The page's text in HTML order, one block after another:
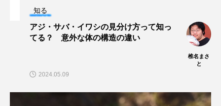
保全
共生 分析 分類 刺胞動物
北の大地の水族館
商品
知る
アジ・サバ・イワシの見分け方って知っ
てる？ 意外な体の構造の違い
椎名まさ
と
2024.05.09